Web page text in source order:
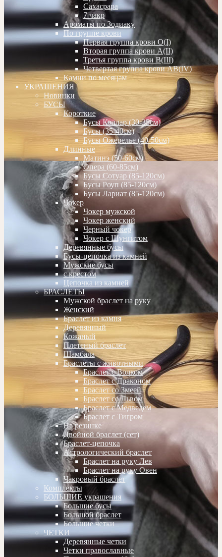
Сахасрара
7 чакр
Ароматы по Зодиаку
По группе крови
Первая группа крови О(I)
Вторая группа крови А(II)
Третья группа крови В(III)
Четвертая группа крови АВ(IV)
Камни по месяцам
УКРАШЕНИЯ
Новинки
БУСЫ
Короткие
Бусы Коллар (30-35см)
Бусы (35-40см)
Бусы Ожерелье (40-50см)
Длинные
Матинэ (50-60см)
Опера (60-85см)
Бусы Сотуар (85-120см)
Бусы Роуп (85-120см)
Бусы Лариат (85-120см)
Чокер
Чокер мужской
Чокер женский
Черный чокер
Чокер с Шунгитом
Деревянные бусы
Бусы-цепочка из камней
Мужские бусы
с крестом
Цепочка из камней
БРАСЛЕТЫ
Мужской браслет на руку
Женский
Браслет из камня
Деревянный
Кожаный
Плетеный браслет
Шамбала
Браслеты с животными
Браслет с Волком
Браслет с Драконом
Браслет со Змеей
Браслет со Львом
Браслет с Медведем
Браслет с Тигром
На резинке
Двойной браслет (сет)
Браслет-цепочка
Астрологический браслет
Браслет на руку Лев
Браслет на руку Овен
Чакровый браслет
Комплекты
БОЛЬШИЕ украшения
Большие бусы
Большой браслет
Большие четки
ЧЕТКИ
Деревянные четки
Четки православные